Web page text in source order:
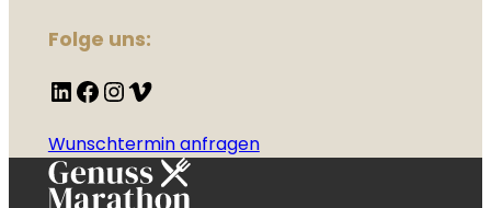
Folge uns:
LinkedIn Facebook InstagramVimeo
Wunschtermin anfragen